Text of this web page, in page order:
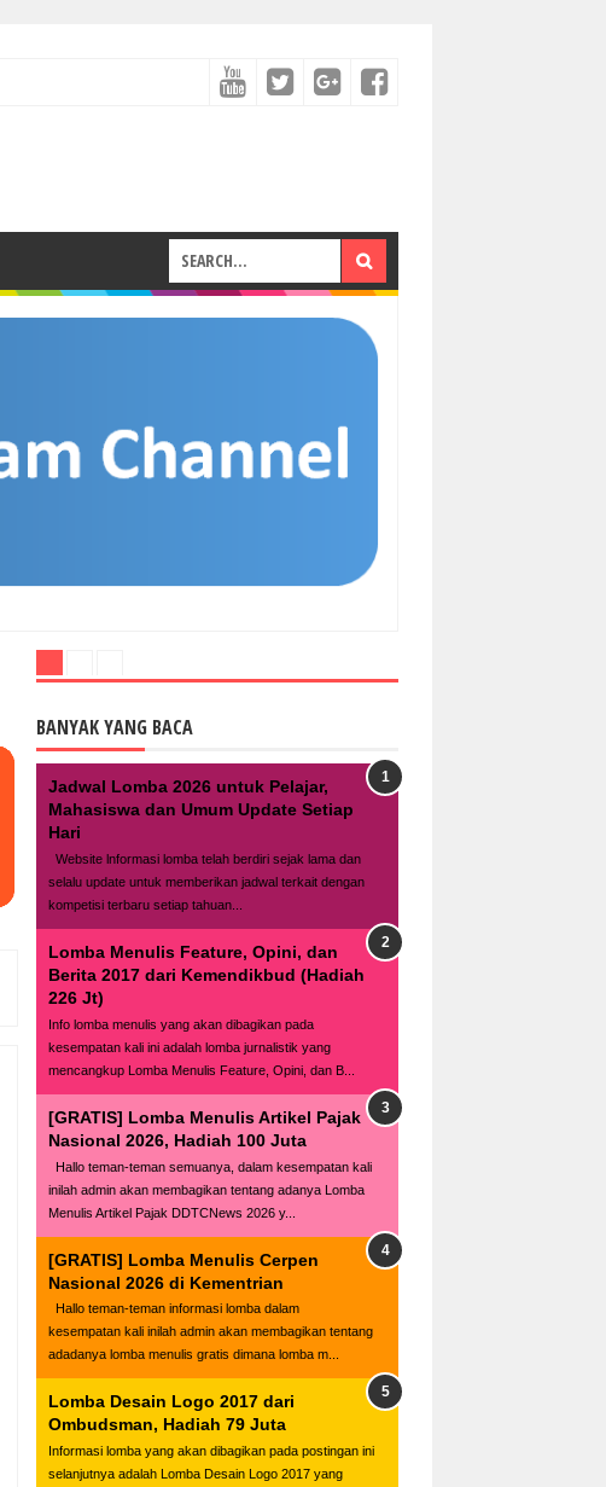
BANYAK YANG BACA
Jadwal Lomba 2026 untuk Pelajar,
Mahasiswa dan Umum Update Setiap
Hari
Website lnformasi lomba telah berdiri sejak lama dan
selalu update untuk memberikan jadwal terkait dengan
kompetisi terbaru setiap tahuan...
Lomba Menulis Feature, Opini, dan
Berita 2017 dari Kemendikbud (Hadiah
226 Jt)
Info lomba menulis yang akan dibagikan pada
kesempatan kali ini adalah lomba jurnalistik yang
mencangkup Lomba Menulis Feature, Opini, dan B...
[GRATIS] Lomba Menulis Artikel Pajak
Nasional 2026, Hadiah 100 Juta
Hallo teman-teman semuanya, dalam kesempatan kali
inilah admin akan membagikan tentang adanya Lomba
Menulis Artikel Pajak DDTCNews 2026 y...
[GRATIS] Lomba Menulis Cerpen
Nasional 2026 di Kementrian
Hallo teman-teman informasi lomba dalam
kesempatan kali inilah admin akan membagikan tentang
adadanya lomba menulis gratis dimana lomba m...
Lomba Desain Logo 2017 dari
Ombudsman, Hadiah 79 Juta
Informasi lomba yang akan dibagikan pada postingan ini
selanjutnya adalah Lomba Desain Logo 2017 yang